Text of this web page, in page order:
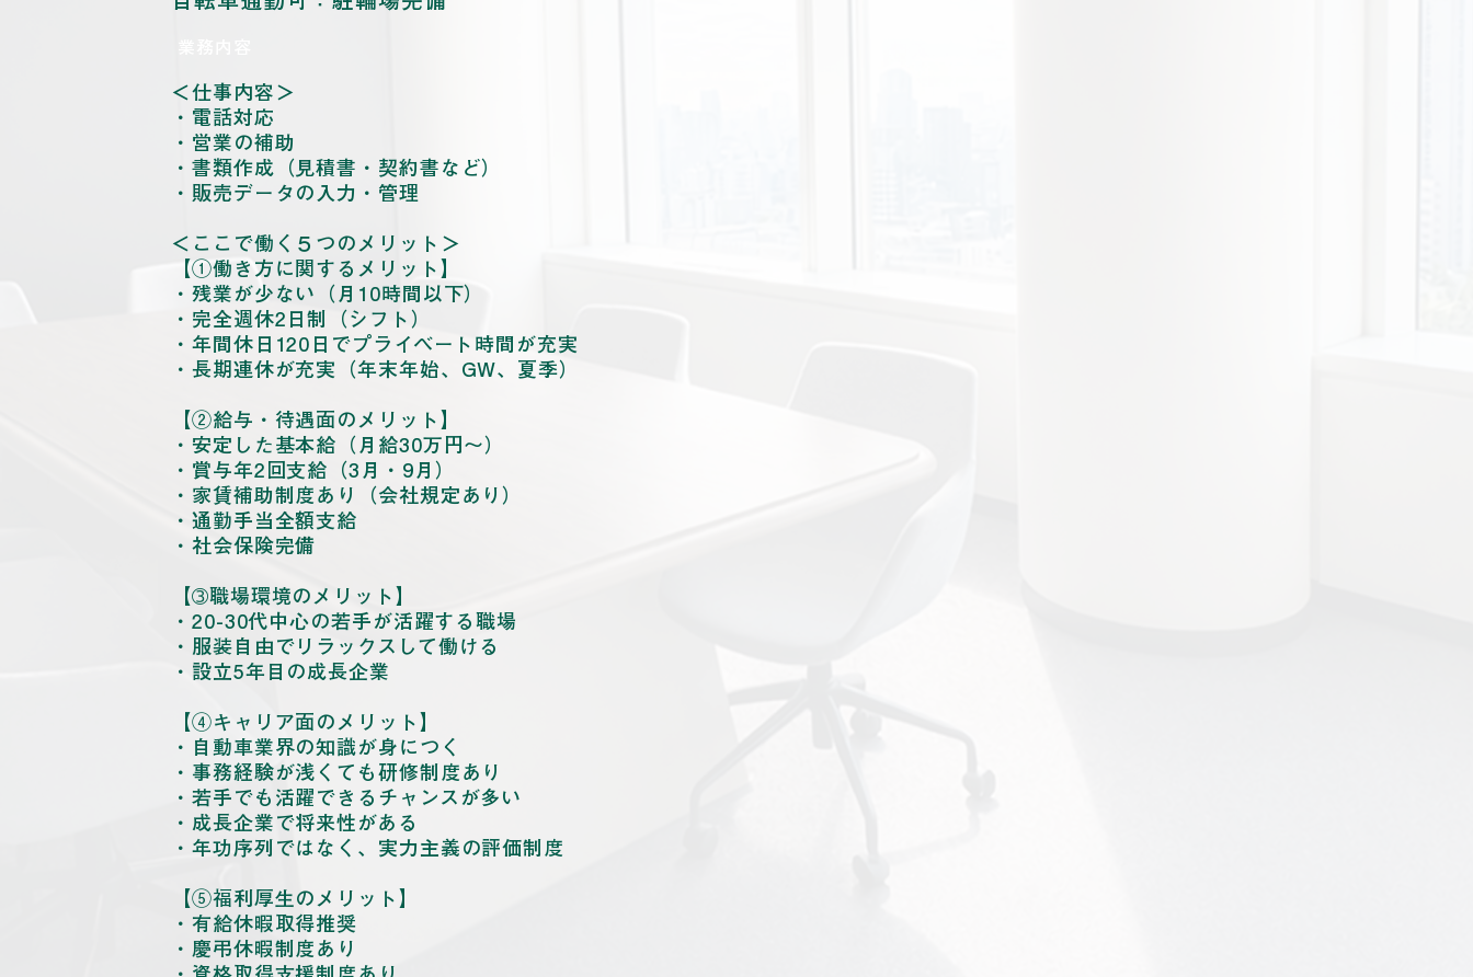
＜仕事内容＞
・電話対応
・営業の補助
・書類作成（見積書・契約書など）
・販売データの入力・管理
＜ここで働く５つのメリット＞
【①働き方に関するメリット】
・残業が少ない（月10時間以下）
・完全週休2日制（シフト）
・年間休日120日でプライベート時間が充実
・長期連休が充実（年末年始、GW、夏季）
【②給与・待遇面のメリット】
・安定した基本給（月給30万円〜）
・賞与年2回支給（3月・9月）
・家賃補助制度あり（会社規定あり）
・通勤手当全額支給
・社会保険完備
【➂職場環境のメリット】
・20-30代中心の若手が活躍する職場
・服装自由でリラックスして働ける
・設立5年目の成長企業
【④キャリア面のメリット】
・自動車業界の知識が身につく
・事務経験が浅くても研修制度あり
・若手でも活躍できるチャンスが多い
・成長企業で将来性がある
・年功序列ではなく、実力主義の評価制度
【⑤福利厚生のメリット】
・有給休暇取得推奨
・慶弔休暇制度あり